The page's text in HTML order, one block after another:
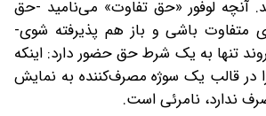
آنچه لوفور «حق تفاوت» می‌نامید -حق
متفاوت باشی و باز هم پذیرفته شوی-
تنها به یک شرط حق حضور دارد: اینکه
در قالب یک سوژه مصرف‌کننده به نمایش
ندارد، نامرئی است.